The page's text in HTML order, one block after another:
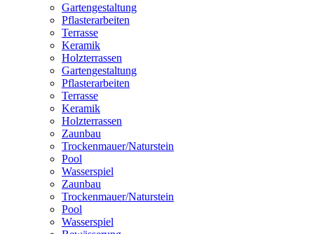
Gartengestaltung
Pflasterarbeiten
Terrasse
Keramik
Holzterrassen
Gartengestaltung
Pflasterarbeiten
Terrasse
Keramik
Holzterrassen
Zaunbau
Trockenmauer/Naturstein
Pool
Wasserspiel
Zaunbau
Trockenmauer/Naturstein
Pool
Wasserspiel